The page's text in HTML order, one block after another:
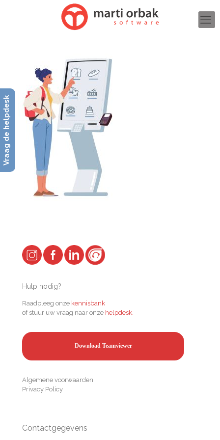
Hulp nodig?
Raadpleeg onze kennisbank
of stuur uw vraag naar onze helpdesk.
Download Teamviewer
Algemene voorwaarden
Privacy Policy
Contactgegevens
Vraag de helpdesk